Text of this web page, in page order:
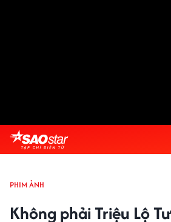
PHIM ẢNH
Không phải Triệu Lộ